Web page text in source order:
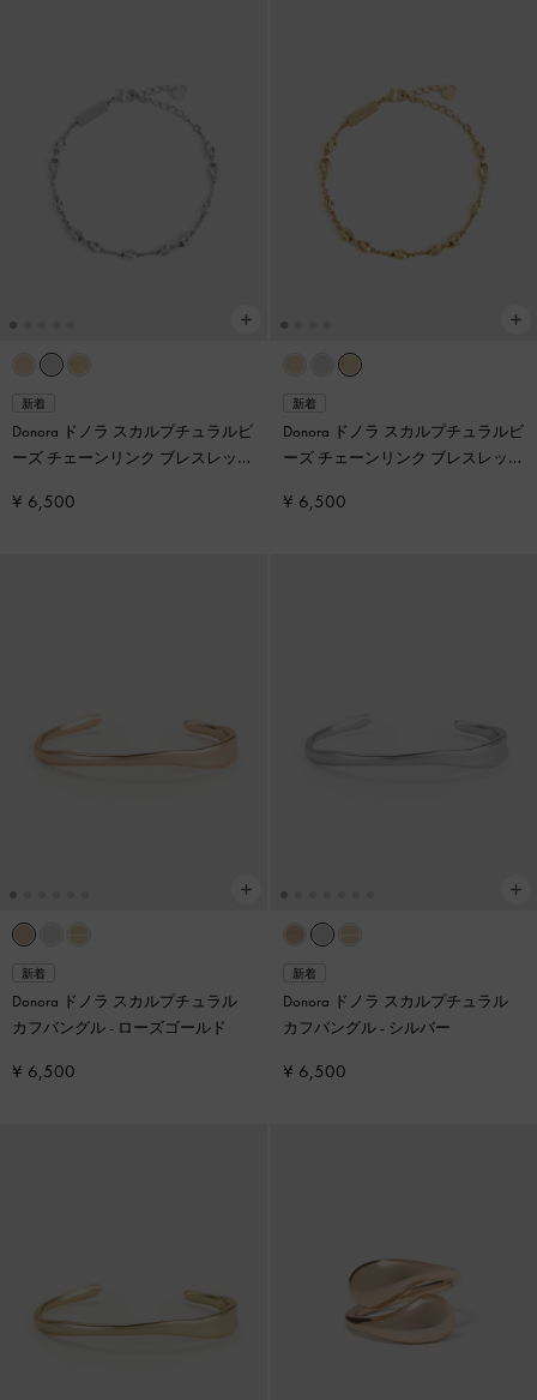
新着
Donora ドノラ スカルプチュラルビ
ーズ チェーンリンク ブレスレット
¥ 6,500
新着
Donora ドノラ スカルプチュラルビ
ーズ チェーンリンク ブレスレット
¥ 6,500
新着
Donora ドノラ スカルプチュラル
カフバングル- ローズゴールド
¥ 6,500
新着
Donora ドノラ スカルプチュラル
カフバングル- シルバー
¥ 6,500